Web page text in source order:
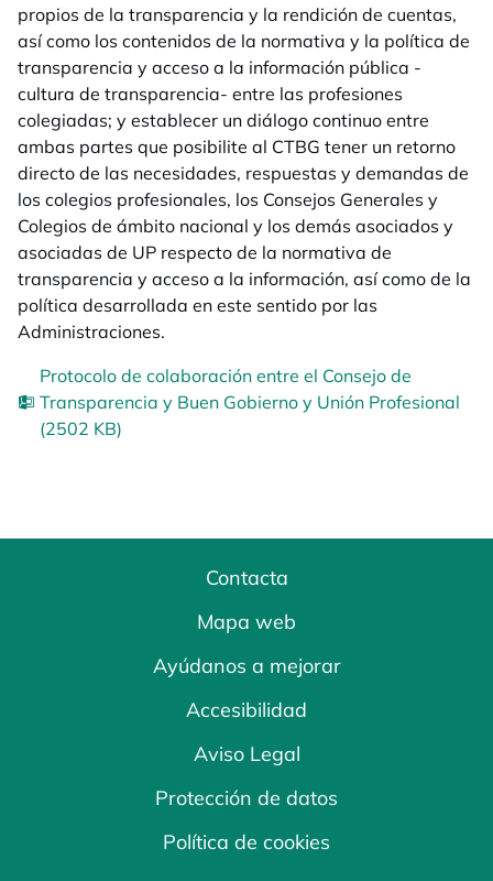
propios de la transparencia y la rendición de cuentas,
así como los contenidos de la normativa y la política de
transparencia y acceso a la información pública -
cultura de transparencia- entre las profesiones
colegiadas; y establecer un diálogo continuo entre
ambas partes que posibilite al CTBG tener un retorno
directo de las necesidades, respuestas y demandas de
los colegios profesionales, los Consejos Generales y
Colegios de ámbito nacional y los demás asociados y
asociadas de UP respecto de la normativa de
transparencia y acceso a la información, así como de la
política desarrollada en este sentido por las
Administraciones.
Protocolo de colaboración entre el Consejo de
Transparencia y Buen Gobierno y Unión Profesional
(2502 KB)
Contacta
Mapa web
Ayúdanos a mejorar
Accesibilidad
Aviso Legal
Protección de datos
Política de cookies